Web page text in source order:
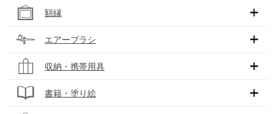
額縁
エアーブラシ
収納・携帯用具
書籍・塗り絵